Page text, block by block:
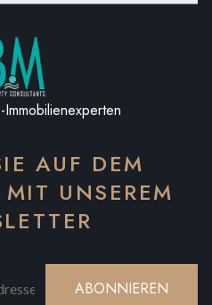
AUF DEM
UNSEREM
ABONNIEREN